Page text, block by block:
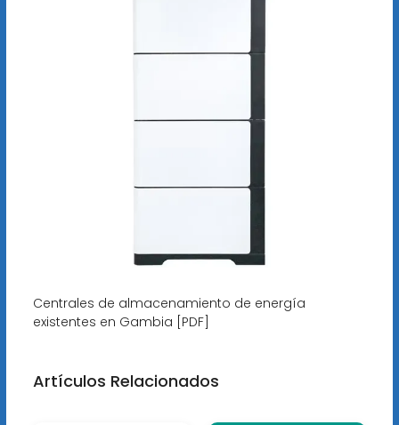
Centrales de almacenamiento de energía
existentes en Gambia [PDF]
Artículos Relacionados